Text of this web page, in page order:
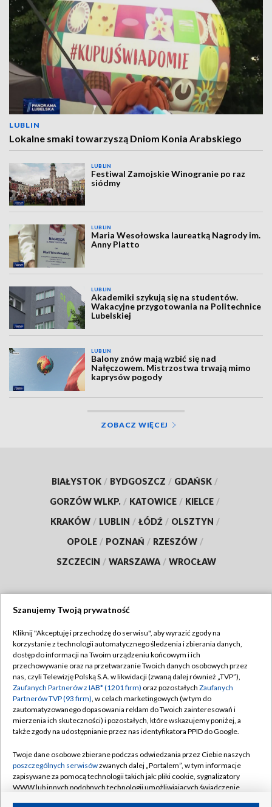
LUBLIN
Lokalne smaki towarzyszą Dniom Konia Arabskiego
LUBLIN
Festiwal Zamojskie Winogranie po raz
siódmy
LUBLIN
Maria Wesołowska laureatką Nagrody im.
Anny Platto
LUBLIN
Akademiki szykują się na studentów.
Wakacyjne przygotowania na Politechnice
Lubelskiej
LUBLIN
Balony znów mają wzbić się nad
Nałęczowem. Mistrzostwa trwają mimo
kaprysów pogody
ZOBACZ WIĘCEJ
BIAŁYSTOK / BYDGOSZCZ / GDAŃSK /
GORZÓW WLKP. / KATOWICE / KIELCE /
KRAKÓW / LUBLIN / ŁÓDŹ / OLSZTYN /
OPOLE / POZNAŃ / RZESZÓW /
SZCZECIN / WARSZAWA / WROCŁAW
TVP
Abonament TVP
Emisja w TVP
Centrum informacji TVP
Naziemna Telewizja Cyfrowa
Rada Programowa
System NOS
Informacje o nadawcy
Regulamin TVP
Polityka prywatności
Moje zgody
Pomoc
Kontakt
Szanujemy Twoją prywatność
Kliknij "Akceptuję i przechodzę do serwisu", aby wyrazić zgody na
korzystanie z technologii automatycznego śledzenia i zbierania danych,
dostęp do informacji na Twoim urządzeniu końcowym i ich
przechowywanie oraz na przetwarzanie Twoich danych osobowych przez
nas, czyli Telewizję Polską S.A. w likwidacji (zwaną dalej również „TVP”),
Zaufanych Partnerów z IAB* (1201 firm) oraz pozostałych Zaufanych
Partnerów TVP (93 firm), w celach marketingowych (w tym do
zautomatyzowanego dopasowania reklam do Twoich zainteresowań i
mierzenia ich skuteczności) i pozostałych, które wskazujemy poniżej, a
także zgody na udostępnianie przez nas identyfikatora PPID do Google.
Twoje dane osobowe zbierane podczas odwiedzania przez Ciebie naszych
poszczególnych serwisówzwanych dalej „Portalem”, w tym informacje
zapisywane za pomocą technologii takich jak: pliki cookie, sygnalizatory
WWW lub innych podobnych technologii umożliwiających świadczenie